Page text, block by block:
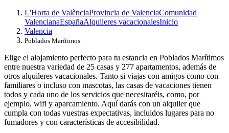
L'Horta de ValènciaProvincia de ValenciaComunidad
ValencianaEspañaAlquileres vacacionalesInicio
Valencia
Poblados Marítimos
Elige el alojamiento perfecto para tu estancia en Poblados Marítimos
entre nuestra variedad de 25 casas y 277 apartamentos, además de
otros alquileres vacacionales. Tanto si viajas con amigos como con
familiares o incluso con mascotas, las casas de vacaciones tienen
todos y cada uno de los servicios que necesitaréis, como, por
ejemplo, wifi y aparcamiento. Aquí darás con un alquiler que
cumpla con todas vuestras expectativas, incluidos lugares para no
fumadores y con características de accesibilidad.